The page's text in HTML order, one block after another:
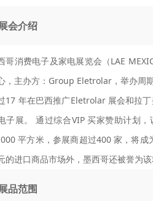
会介绍
哥消费电子及家电展览会（LAE
，主办方：Group Eletrolar，举办周
17 年在巴西推广Eletrolar 展会和拉
子展。 通过综合VIP 买家赞助计划
平方米，参展商超过400 家，将
的进口商品市场外，墨西哥还被誉为
品范围